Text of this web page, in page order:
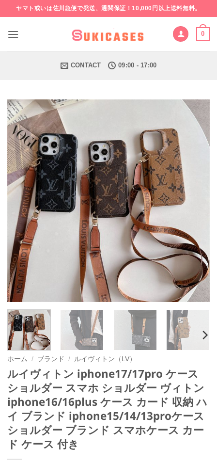
to
content
ヤマト或いは佐川急便で発送、通関保証！10,000円以上送料無料。
0
CONTACT 09:00 - 17:00
ホーム / ブランド / ルイヴィトン（LV）
ルイヴィトン iphone17/17pro ケース
ショルダー スマホ ショルダー ヴィトン
iphone16/16plus ケース カード 収納 ハ
イ ブランド iphone15/14/13proケース
ショルダー ブランド スマホケース カー
ド ケース 付き